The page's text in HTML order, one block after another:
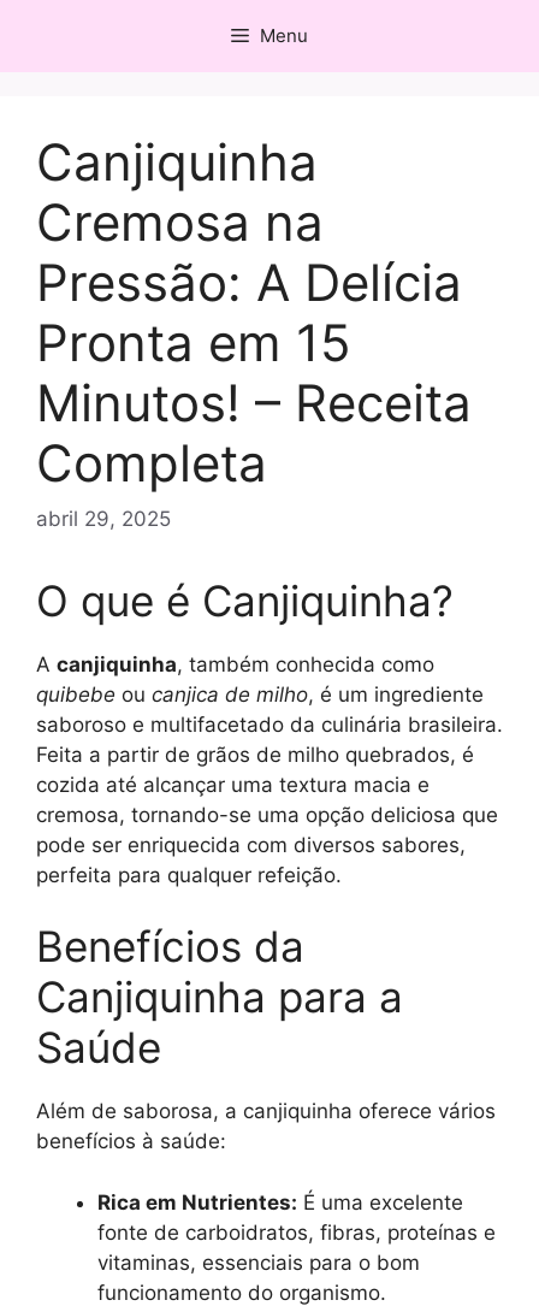
o
Menu
Canjiquinha
Cremosa na
Pressão: A Delícia
Pronta em 15
Minutos! – Receita
Completa
abril 29, 2025
O que é Canjiquinha?
A canjiquinha, também conhecida como
quibebe ou canjica de milho, é um ingrediente
saboroso e multifacetado da culinária brasileira.
Feita a partir de grãos de milho quebrados, é
cozida até alcançar uma textura macia e
cremosa, tornando-se uma opção deliciosa que
pode ser enriquecida com diversos sabores,
perfeita para qualquer refeição.
Benefícios da
Canjiquinha para a
Saúde
Além de saborosa, a canjiquinha oferece vários
benefícios à saúde:
Rica em Nutrientes: É uma excelente
fonte de carboidratos, fibras, proteínas e
vitaminas, essenciais para o bom
funcionamento do organismo.